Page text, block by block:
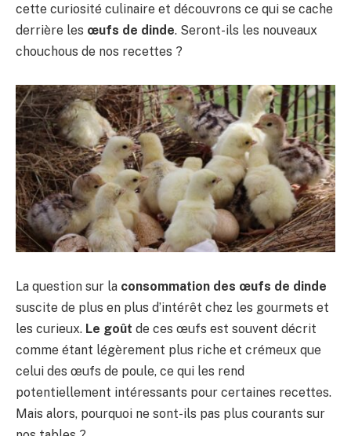
cette curiosité culinaire et découvrons ce qui se cache
derrière les œufs de dinde. Seront-ils les nouveaux
chouchous de nos recettes ?
La question sur la consommation des œufs de dinde
suscite de plus en plus d’intérêt chez les gourmets et
les curieux. Le goût de ces œufs est souvent décrit
comme étant légèrement plus riche et crémeux que
celui des œufs de poule, ce qui les rend
potentiellement intéressants pour certaines recettes.
Mais alors, pourquoi ne sont-ils pas plus courants sur